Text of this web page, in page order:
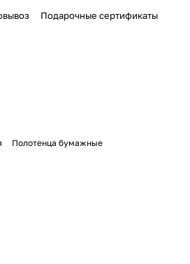
Подарочные сертификаты
Полотенца бумажные